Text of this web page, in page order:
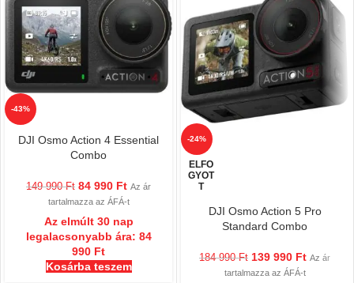
-43%
DJI Osmo Action 4 Essential
Combo
149 990Ft 84 990 Ft Az ár
tartalmazza az ÁFÁ-t
Az elmúlt 30 nap
legalacsonyabb ára: 84
990 Ft
Kosárba teszem
-24%
ELFO
GYOT
T
DJI Osmo Action 5 Pro
Standard Combo
184 990Ft 139 990 Ft Az ár
tartalmazza az ÁFÁ-t